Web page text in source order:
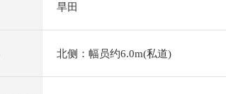
旱田
北侧：幅员约6.0m(私道)